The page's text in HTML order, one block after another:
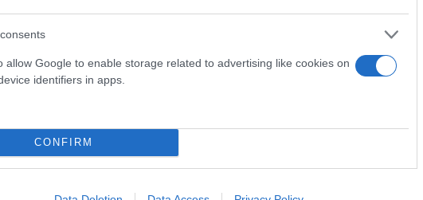
allow Google to enable storage related to advertising like cookies on
identifiers in apps.
CONFIRM
πρώτον ότι η πόρτα του διαλόγου παραμένει ανοιχτή,
στο τραπέζι των διαπραγματεύσεων και τρίτον ότι οι
πολιτών και την οικονομική ζημιά εμπόρων και
από τον κατάλογο με τα 27 αιτήματα των αγροτών, τα 16